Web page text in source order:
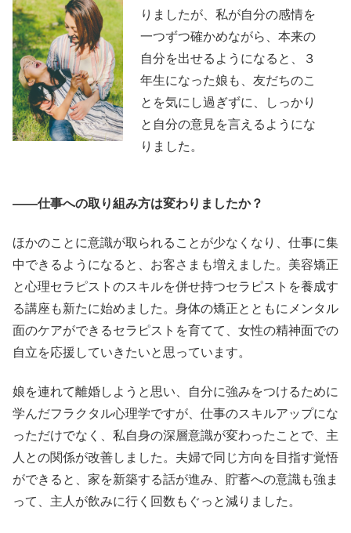
りましたが、私が自分の感情を
一つずつ確かめながら、本来の
自分を出せるようになると、３
年生になった娘も、友だちのこ
とを気にし過ぎずに、しっかり
と自分の意見を言えるようにな
りました。
――仕事への取り組み方は変わりましたか？
ほかのことに意識が取られることが少なくなり、仕事に集
中できるようになると、お客さまも増えました。美容矯正
と心理セラピストのスキルを併せ持つセラピストを養成す
る講座も新たに始めました。身体の矯正とともにメンタル
面のケアができるセラピストを育てて、女性の精神面での
自立を応援していきたいと思っています。
娘を連れて離婚しようと思い、自分に強みをつけるために
学んだフラクタル心理学ですが、仕事のスキルアップにな
っただけでなく、私自身の深層意識が変わったことで、主
人との関係が改善しました。夫婦で同じ方向を目指す覚悟
ができると、家を新築する話が進み、貯蓄への意識も強ま
って、主人が飲みに行く回数もぐっと減りました。